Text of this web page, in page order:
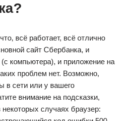
всё работает, всё отлично
сайт Сбербанка, и
компьютера), и приложение на
проблем нет. Возможно,
в сети или у вашего
внимание на подсказки,
случаях браузер: